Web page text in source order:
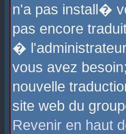
n'a pas install�
pas encore
�
vous avez
nouvelle
site web du
Revenir en haut